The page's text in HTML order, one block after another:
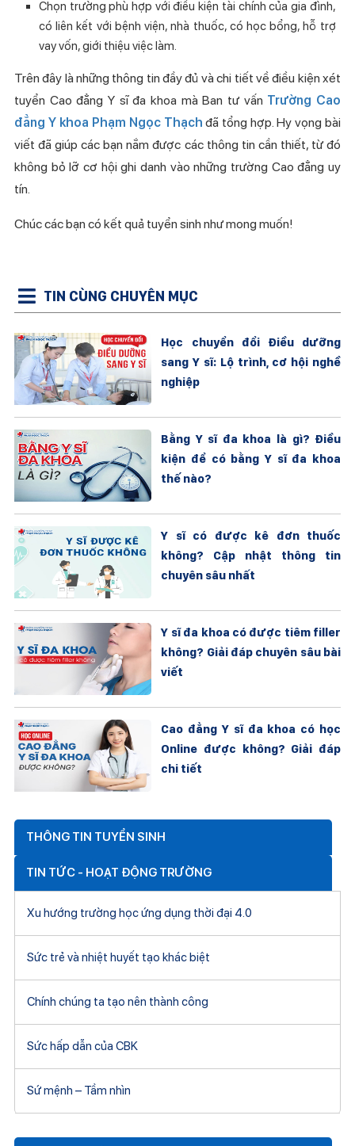
Chọn trường phù hợp với điều kiện tài chính của gia đình,
có liên kết với bệnh viện, nhà thuốc,có học bổng, hỗ trợ
vay vốn, giới thiệu việc làm.
Trên đây là những thông tin đầy đủ và chi tiết về điều kiện xét
tuyển Cao đẳng Y sĩ đa khoa mà Ban tư vấn Trường Cao
đẳng Y khoa Phạm Ngọc Thạch đã tổng hợp. Hy vọng bài
viết đã giúp các bạn nắm được các thông tin cần thiết, từ đó
không bỏ lỡ cơ hội ghi danh vào những trường Cao đẳng uy
tín.
Chúc các bạn có kết quả tuyển sinh như mong muốn!
TIN CÙNG CHUYÊN MỤC
Học chuyển đổi Điều dưỡng
sang Y sĩ: Lộ trình, cơ hội nghề
nghiệp
Bằng Y sĩ đa khoa là gì? Điều
kiện để có bằng Y sĩ đa khoa
thế nào?
Y sĩ có được kê đơn thuốc
không? Cập nhật thông tin
chuyên sâu nhất
Y sĩ đa khoa có được tiêm filler
không? Giải đáp chuyên sâu bài
viết
Cao đẳng Y sĩ đa khoa có học
Online được không? Giải đáp
chi tiết
THÔNG TIN TUYỂN SINH
TIN TỨC - HOẠT ĐỘNG TRƯỜNG
Xu hướng trường học ứng dụng thời đại 4.0
Sức trẻ và nhiệt huyết tạo khác biệt
Chính chúng ta tạo nên thành công
Sức hấp dẫn của CBK
Sứ mệnh – Tầm nhìn